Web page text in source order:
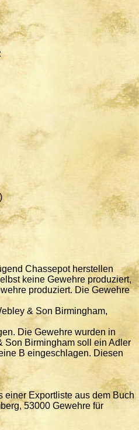
Chassepot herstellen
keine Gewehre produziert,
produziert. Die Gewehre
& Son Birmingham,
Die Gewehre wurden in
Son Birmingham soll ein Adler
B eingeschlagen. Diesen
einer Exportliste aus dem Buch
53000 Gewehre für